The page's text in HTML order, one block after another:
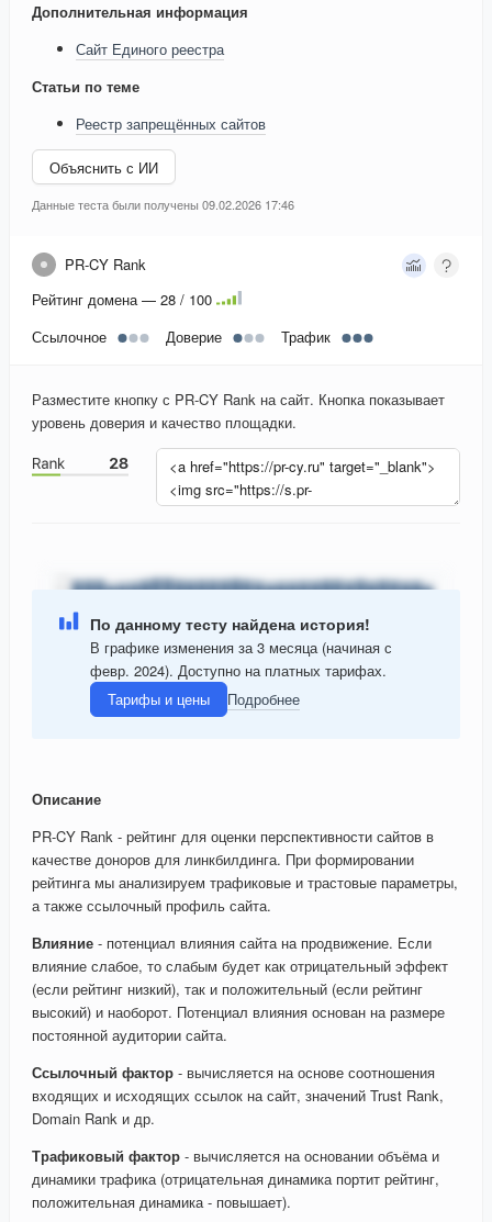
Дополнительная информация
Сайт Единого реестра
Статьи по теме
Реестр запрещённых сайтов
Объяснить с ИИ
Данные теста были получены 09.02.2026 17:46
PR-CY Rank
Рейтинг домена — 28 / 100
Ссылочное
Доверие Трафик
Разместите кнопку с PR-CY Rank на сайт. Кнопка показывает
уровень доверия и качество площадки.
По данному тесту найдена история!
В графике изменения за 3 месяца (начиная с
февр. 2024). Доступно на платных тарифах.
Тарифы и цены
Подробнее
Описание
PR-CY Rank - рейтинг для оценки перспективности сайтов в
качестве доноров для линкбилдинга. При формировании
рейтинга мы анализируем трафиковые и трастовые параметры,
а также ссылочный профиль сайта.
Влияние - потенциал влияния сайта на продвижение. Если
влияние слабое, то слабым будет как отрицательный эффект
(если рейтинг низкий), так и положительный (если рейтинг
высокий) и наоборот. Потенциал влияния основан на размере
постоянной аудитории сайта.
Ссылочный фактор - вычисляется на основе соотношения
входящих и исходящих ссылок на сайт, значений Trust Rank,
Domain Rank и др.
Трафиковый фактор - вычисляется на основании объёма и
динамики трафика (отрицательная динамика портит рейтинг,
положительная динамика - повышает).